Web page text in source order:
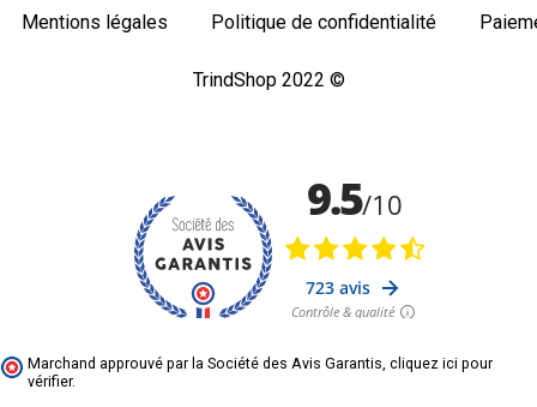
Mentions légales Politique de confidentialité
TrindShop 2022 ©
Marchand approuvé par la Société des Avis Garantis, cliquez ici pour
vérifier.